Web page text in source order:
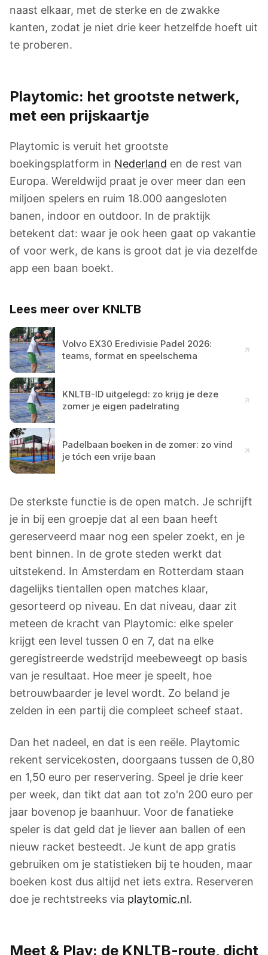
naast elkaar, met de sterke en de zwakke
kanten, zodat je niet drie keer hetzelfde hoeft uit
te proberen.
Playtomic: het grootste netwerk,
met een prijskaartje
Playtomic is veruit het grootste
boekingsplatform in Nederland en de rest van
Europa. Wereldwijd praat je over meer dan een
miljoen spelers en ruim 18.000 aangesloten
banen, indoor en outdoor. In de praktijk
betekent dat: waar je ook heen gaat op vakantie
of voor werk, de kans is groot dat je via dezelfde
app een baan boekt.
Lees meer over KNLTB
Volvo EX30 Eredivisie Padel 2026:
teams, format en speelschema
KNLTB-ID uitgelegd: zo krijg je deze
zomer je eigen padelrating
Padelbaan boeken in de zomer: zo vind
je tóch een vrije baan
De sterkste functie is de open match. Je schrijft
je in bij een groepje dat al een baan heeft
gereserveerd maar nog een speler zoekt, en je
bent binnen. In de grote steden werkt dat
uitstekend. In Amsterdam en Rotterdam staan
dagelijks tientallen open matches klaar,
gesorteerd op niveau. En dat niveau, daar zit
meteen de kracht van Playtomic: elke speler
krijgt een level tussen 0 en 7, dat na elke
geregistreerde wedstrijd meebeweegt op basis
van je resultaat. Hoe meer je speelt, hoe
betrouwbaarder je level wordt. Zo beland je
zelden in een partij die compleet scheef staat.
Dan het nadeel, en dat is een reële. Playtomic
rekent servicekosten, doorgaans tussen de 0,80
en 1,50 euro per reservering. Speel je drie keer
per week, dan tikt dat aan tot zo'n 200 euro per
jaar bovenop je baanhuur. Voor de fanatieke
speler is dat geld dat je liever aan ballen of een
nieuw racket besteedt. Je kunt de app gratis
gebruiken om je statistieken bij te houden, maar
boeken kost dus altijd net iets extra. Reserveren
doe je rechtstreeks via playtomic.nl.
Meet & Play: de KNLTB-route, dicht